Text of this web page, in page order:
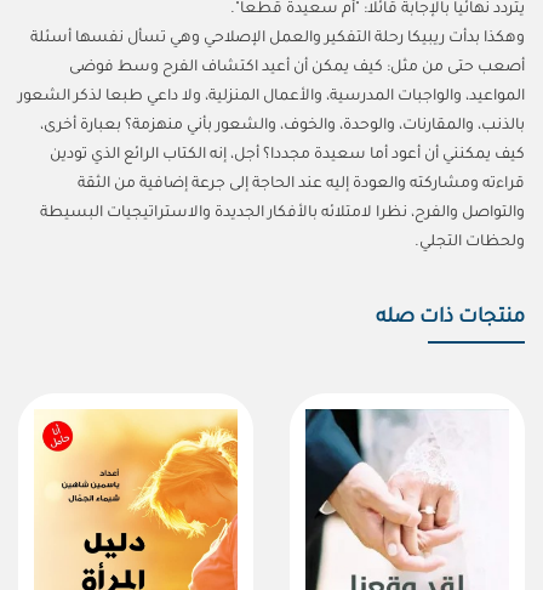
يتردد نهائيا بالإجابة قائلا: "أم سعيدة قطعا".
وهكذا بدأت ريبيكا رحلة التفكير والعمل الإصلاحي وهي تسأل نفسها أسئلة
أصعب حتى من مثل: كيف يمكن أن أعيد اكتشاف الفرح وسط فوضى
المواعيد، والواجبات المدرسية، والأعمال المنزلية، ولا داعي طبعا لذكر الشعور
بالذنب، والمقارنات، والوحدة، والخوف، والشعور بأني منهزمة؟ بعبارة أخرى،
كيف يمكنني أن أعود أما سعيدة مجددا؟ أجل، إنه الكتاب الرائع الذي تودين
قراءته ومشاركته والعودة إليه عند الحاجة إلى جرعة إضافية من الثقة
والتواصل والفرح، نظرا لامتلائه بالأفكار الجديدة والاستراتيجيات البسيطة
ولحظات التجلي.
منتجات ذات صله